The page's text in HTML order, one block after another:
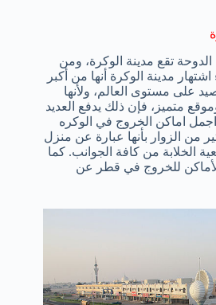
تقع مدينة الوكرة، ومن
مدينة الوكرة أنها من أكبر
على مستوى العالم، ولأنها
متميز، فإن ذلك يدفع العديد
اماكن الخروج في الوكره
من الزوار بأنها عبارة عن منزل
الخلابة من كافة الجوانب. كما
للخروج في قطر عن